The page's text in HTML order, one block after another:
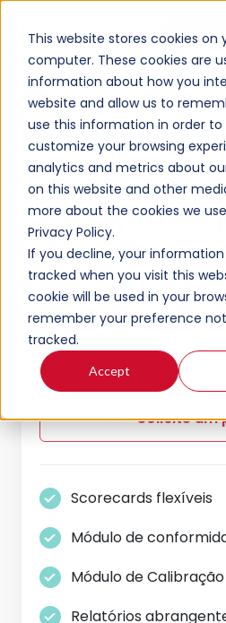
This website stores cookies on
computer. These cookies are
information about how you
website and allow us to
use this information in order
customize your browsing
analytics and metrics about
on this website and other
more about the cookies we
Privacy Policy.
If you decline, your information
tracked when you visit this
cookie will be used in your
remember your preference
tracked.
Accept
Solicite
Escolha
adequado
Negócios
Recursos incluídos
Solicite um
Scorecards flexíveis
Módulo de
Módulo de Calibração
Relatórios